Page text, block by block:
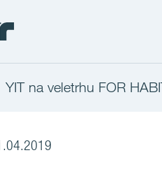
YIT na veletrhu FOR